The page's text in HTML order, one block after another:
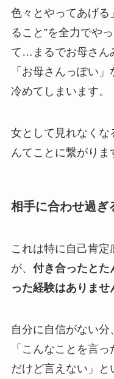
色々とやってあげる
ること”を全力でや
て…まるでお母さん
「お母さんっぽい
冷めてしまいます。
女として見れなくな
んてことに繋がりま
相手に合わせ過ぎ
これは特に自己肯
が、付き合ったとた
った経験はありませ
自分に自信がない
「こんなことを言
だけど言えない」と